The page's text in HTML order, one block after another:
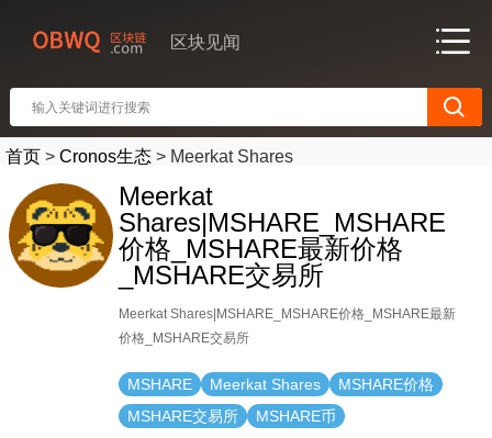
区块见闻
首页 > Cronos生态 > Meerkat Shares
Meerkat
Shares|MSHARE_MSHARE
价格_MSHARE最新价格
_MSHARE交易所
Meerkat Shares|MSHARE_MSHARE价格_MSHARE最新
价格_MSHARE交易所
MSHARE Meerkat Shares
MSHARE价格
MSHARE交易所
MSHARE币